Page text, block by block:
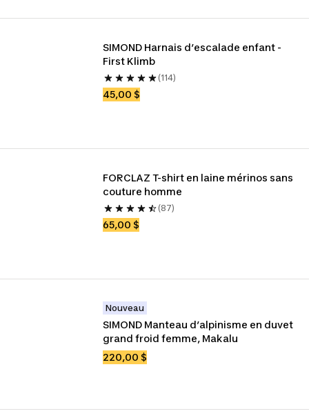
SIMOND Harnais d’escalade enfant -
First Klimb
(114)
45,00 $
FORCLAZ T-shirt en laine mérinos sans
couture homme
(87)
65,00 $
Nouveau
SIMOND Manteau d’alpinisme en duvet
grand froid femme, Makalu
220,00 $